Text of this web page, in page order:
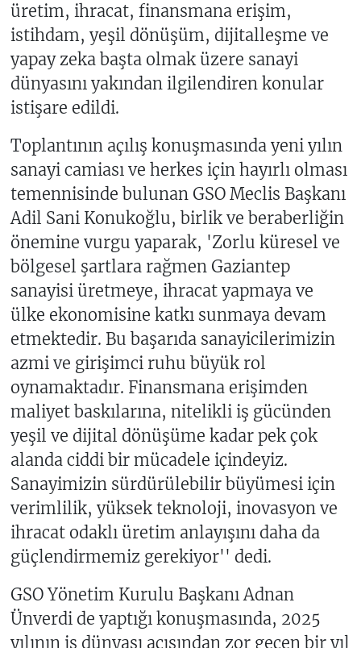
üretim, ihracat, finansmana erişim,
istihdam, yeşil dönüşüm, dijitalleşme ve
yapay zeka başta olmak üzere sanayi
dünyasını yakından ilgilendiren konular
istişare edildi.
Toplantının açılış konuşmasında yeni yılın
sanayi camiası ve herkes için hayırlı olması
temennisinde bulunan GSO Meclis Başkanı
Adil Sani Konukoğlu, birlik ve beraberliğin
önemine vurgu yaparak, 'Zorlu küresel ve
bölgesel şartlara rağmen Gaziantep
sanayisi üretmeye, ihracat yapmaya ve
ülke ekonomisine katkı sunmaya devam
etmektedir. Bu başarıda sanayicilerimizin
azmi ve girişimci ruhu büyük rol
oynamaktadır. Finansmana erişimden
maliyet baskılarına, nitelikli iş gücünden
yeşil ve dijital dönüşüme kadar pek çok
alanda ciddi bir mücadele içindeyiz.
Sanayimizin sürdürülebilir büyümesi için
verimlilik, yüksek teknoloji, inovasyon ve
ihracat odaklı üretim anlayışını daha da
güçlendirmemiz gerekiyor'' dedi.
GSO Yönetim Kurulu Başkanı Adnan
Ünverdi de yaptığı konuşmasında, 2025
yılının iş dünyası açısından zor geçen bir yıl